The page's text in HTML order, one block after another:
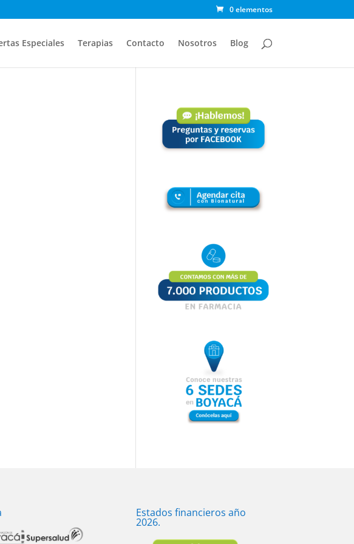
0 elementos
Especiales Terapias Contacto Nosotros Blog
Estados financieros año
2026.